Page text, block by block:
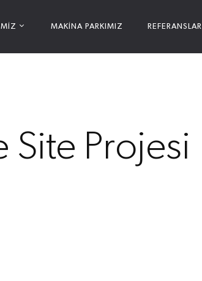
MAKİNA PARKIMIZ REFERANSLAR
Site Projesi